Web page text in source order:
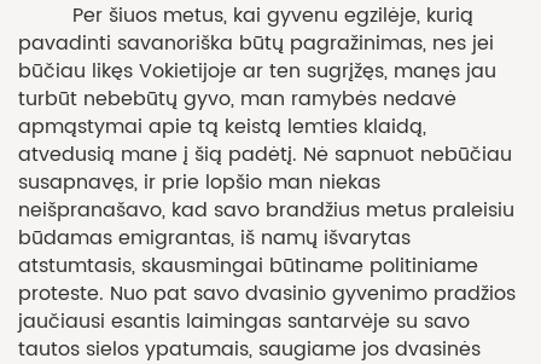
Per šiuos metus, kai gyvenu egzilėje, kurią
pavadinti savanoriška būtų pagražinimas, nes jei
būčiau likęs Vokietijoje ar ten sugrįžęs, manęs jau
turbūt nebebūtų gyvo, man ramybės nedavė
apmąstymai apie tą keistą lemties klaidą,
atvedusią mane į šią padėtį. Nė sapnuot nebūčiau
susapnavęs, ir prie lopšio man niekas
neišpranašavo, kad savo brandžius metus praleisiu
būdamas emigrantas, iš namų išvarytas
atstumtasis, skausmingai būtiname politiniame
proteste. Nuo pat savo dvasinio gyvenimo pradžios
jaučiausi esantis laimingas santarvėje su savo
tautos sielos ypatumais, saugiame jos dvasinės